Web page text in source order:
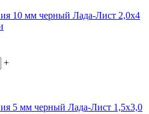
10 мм черный Лада-Лист 2,0х4
+
5 мм черный Лада-Лист 1,5х3,0